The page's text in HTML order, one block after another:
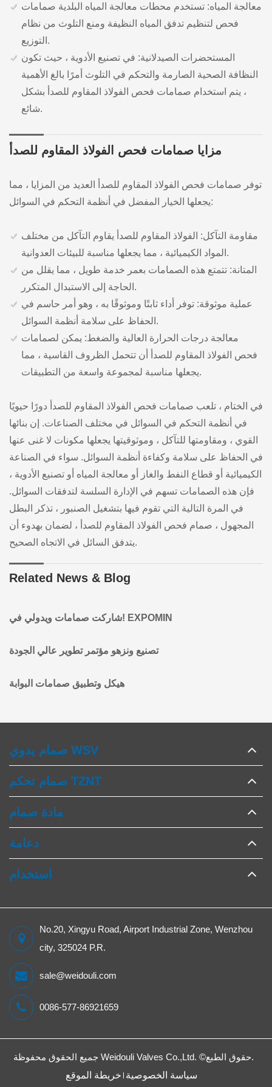
معالجة المياه: تستخدم محطات معالجة المياه البلدية صمامات
فحص لتنظيم تدفق المياه النظيفة ومنع التلوث من نظام
التوزيع.
المستحضرات الصيدلانية: في تصنيع الأدوية ، حيث تكون
النظافة الصحية الصارمة والتحكم في التلوث أمرًا بالغ الأهمية
، يتم استخدام صمامات فحص الفولاذ المقاوم للصدأ بشكل
شائع.
مزايا صمامات فحص الفولاذ المقاوم للصدأ
توفر صمامات فحص الفولاذ المقاوم للصدأ العديد من المزايا ، مما
يجعلها الخيار المفضل في أنظمة التحكم في السوائل:
مقاومة التآكل: الفولاذ المقاوم للصدأ يقاوم التآكل من مختلف
المواد الكيميائية ، مما يجعلها مناسبة للبيئات العدوانية.
المتانة: تتمتع هذه الصمامات بعمر خدمة طويل ، مما يقلل من
الحاجة إلى الاستبدال المتكرر.
عملية موثوقة: توفر أداء ثابتًا وموثوقًا به ، وهو أمر حاسم في
الحفاظ على سلامة أنظمة السوائل.
معالجة درجات الحرارة العالية والضغط: يمكن لصمامات
فحص الفولاذ المقاوم للصدأ أن تتحمل الظروف القاسية ، مما
يجعلها مناسبة لمجموعة واسعة من التطبيقات.
في الختام ، تلعب صمامات فحص الفولاذ المقاوم للصدأ دورًا حيويًا
في أنظمة التحكم في السوائل في مختلف الصناعات. إن بنائها
القوي ، ومقاومتها للتآكل ، وموثوقيتها يجعلها مكونات لا غنى عنها
في الحفاظ على سلامة وكفاءة أنظمة السوائل. سواء في الصناعة
الكيميائية أو قطاع النفط والغاز أو معالجة المياه أو تصنيع الأدوية ،
فإن هذه الصمامات تسهم في الإدارة السلسة لتدفقات السوائل.
في المرة التالية التي تقوم فيها بتشغيل الصنبور ، تذكر البطل
المجهول ، صمام فحص الفولاذ المقاوم للصدأ ، لضمان بهدوء أن
يتدفق السائل في الاتجاه الصحيح.
Related News & Blog
شاركت صمامات ويدولي في! EXPOMIN
تصنيع ونزهو مؤتمر تطوير عالي الجودة
هيكل وتطبيق صمامات البوابة
صمام يدوي WSV
صمام تحكم TZNT
مادة صمام
دعامة
استخدام
No.20, Xingyu Road, Airport Industrial Zone, Wenzhou
city, 325024 P.R.
sale@weidouli.com
0086-577-86921659
حقوق الطبع© Weidouli Valves Co.,Ltd.
جميع الحقوق محفوظة.
خريطة الموقع سياسة الخصوصية